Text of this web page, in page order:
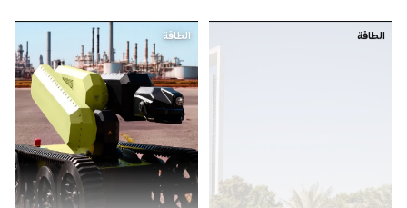
الطاقة الطاقة